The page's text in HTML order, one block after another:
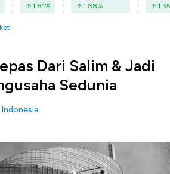
1.81% 1.88% 1.35
Dari Salim & Jadi
Sedunia